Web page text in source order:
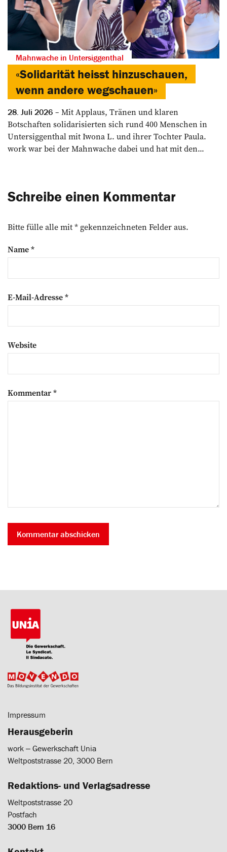
Mahnwache in Untersiggenthal
«Solidarität heisst hinzuschauen,
wenn andere wegschauen»
28. Juli 2026
Mit Applaus, Tränen und klaren
Botschaften solidarisierten sich rund 400 Menschen in
Untersiggenthal mit Iwona L. und ihrer Tochter Paula.
work war bei der Mahnwache dabei und hat mit den...
Schreibe einen Kommentar
Bitte fülle alle mit * gekennzeichneten Felder aus.
Name*
E-Mail-Adresse*
Website
Kommentar*
Impressum
Herausgeberin
work ‒ Gewerkschaft Unia
Weltpoststrasse 20, 3000 Bern
Redaktions- und Verlagsadresse
Weltpoststrasse 20
Postfach
3000 Bern 16